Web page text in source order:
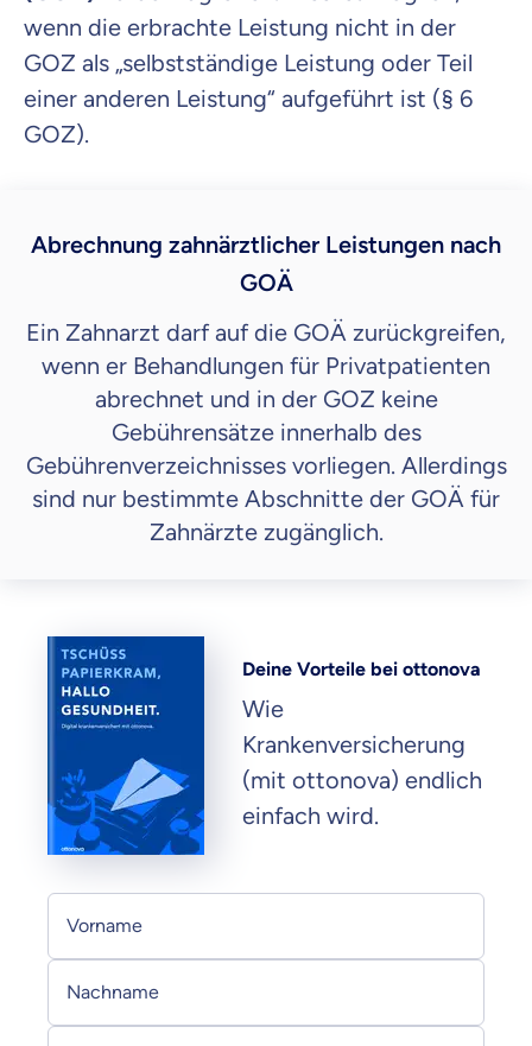
wenn die erbrachte Leistung nicht in der
GOZ als „selbstständige Leistung oder Teil
einer anderen Leistung“ aufgeführt ist (§ 6
GOZ).
Abrechnung zahnärztlicher Leistungen nach
GOÄ
Ein Zahnarzt darf auf die GOÄ zurückgreifen,
wenn er Behandlungen für Privatpatienten
abrechnet und in der GOZ keine
Gebührensätze innerhalb des
Gebührenverzeichnisses vorliegen. Allerdings
sind nur bestimmte Abschnitte der GOÄ für
Zahnärzte zugänglich.
Deine Vorteile bei ottonova
Wie
Krankenversicherung
(mit ottonova) endlich
einfach wird.
Persönliche Informationen
Vorname
Nachname